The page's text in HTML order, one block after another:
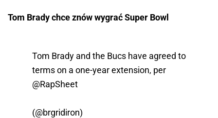
Tom Brady chce znów wygrać Super Bowl
Tom Brady and the Bucs have agreed to
terms on a one-year extension, per
@RapSheet
(@brgridiron)